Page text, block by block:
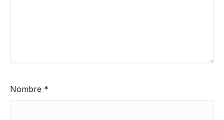
Nombre *